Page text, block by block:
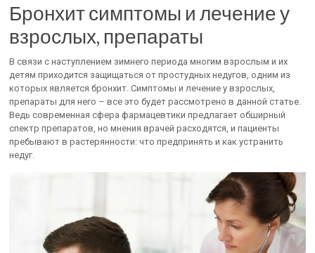
Бронхит симптомы и лечение у
взрослых, препараты
В связи с наступлением зимнего периода многим взрослым и их
детям приходится защищаться от простудных недугов, одним из
которых является бронхит. Симптомы и лечение у взрослых,
препараты для него – все это будет рассмотрено в данной статье.
Ведь современная сфера фармацевтики предлагает обширный
спектр препаратов, но мнения врачей расходятся, и пациенты
пребывают в растерянности: что предпринять и как устранить
недуг.